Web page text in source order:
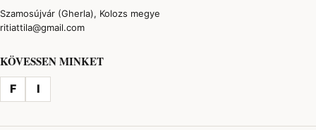
Szamosújvár (Gherla), Kolozs megye
ritiattila@gmail.com
KÖVESSEN MINKET
F I